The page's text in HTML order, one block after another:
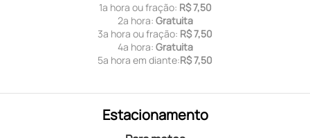
1ª hora ou fração: R$ 7,50
2ª hora: Gratuita
3ª hora ou fração: R$ 7,50
4ª hora: Gratuita
5ª hora em diante:R$ 7,50
Estacionamento